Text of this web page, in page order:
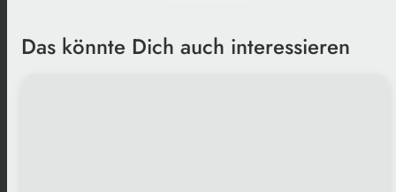
Das könnte Dich auch interessieren